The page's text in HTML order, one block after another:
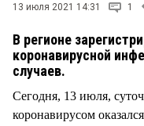
13 июля 2021 14:31 1
В регионе
коронавирусной
случаев.
Сегодня, 13 июля,
коронавирусом